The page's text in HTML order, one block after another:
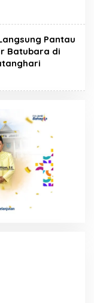
Pantau
Batubara di